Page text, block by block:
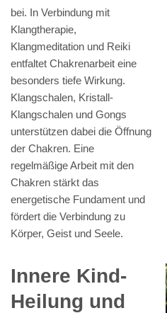
bei. In Verbindung mit
Klangtherapie,
Klangmeditation und Reiki
entfaltet Chakrenarbeit eine
besonders tiefe Wirkung.
Klangschalen, Kristall-
Klangschalen und Gongs
unterstützen dabei die Öffnung
der Chakren. Eine
regelmäßige Arbeit mit den
Chakren stärkt das
energetische Fundament und
fördert die Verbindung zu
Körper, Geist und Seele.
Innere Kind-
Heilung und